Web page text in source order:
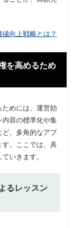
向上戦略とは？
を高めるため
めには、運営効
内容の標準化や集
ど、多角的なアプ
す。ここでは、具
いきます。
るレッスン